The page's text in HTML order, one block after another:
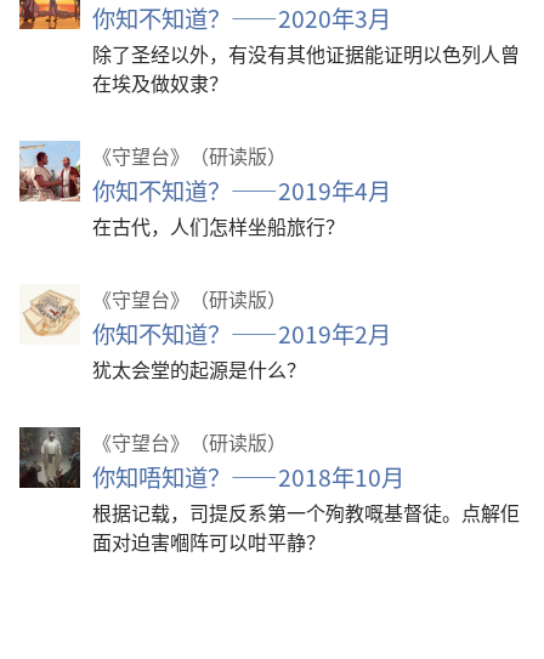
你知不知道？——2020年3月
除了圣经以外，有没有其他证据能证明以色列人曾
在埃及做奴隶？
《守望台》（研读版）
你知不知道？——2019年4月
在古代，人们怎样坐船旅行？
《守望台》（研读版）
你知不知道？——2019年2月
犹太会堂的起源是什么？
《守望台》（研读版）
你知唔知道？——2018年10月
根据记载，司提反系第一个殉教嘅基督徒。点解佢
面对迫害嗰阵可以咁平静？